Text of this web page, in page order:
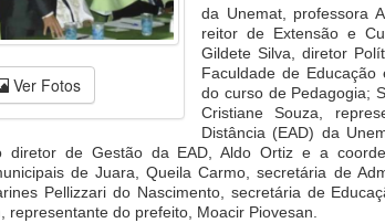
Ver Fotos
da Unemat, professora
reitor de Extensão e
Gildete Silva, diretor
Faculdade de Educação
do curso de Pedagogia;
Cristiane Souza,
Distância (EAD) da
diretor de Gestão da EAD, Aldo Ortiz e a
de Juara, Queila Carmo, secretária de
Pellizzari do Nascimento, secretária de
representante do prefeito, Moacir Piovesan.